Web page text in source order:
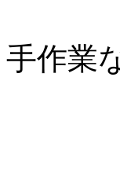
手作業